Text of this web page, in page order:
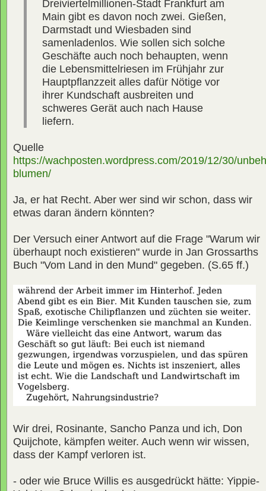
Dreiviertelmillionen-Stadt Frankfurt am
Main gibt es davon noch zwei. Gießen,
Darmstadt und Wiesbaden sind
samenladenlos. Wie sollen sich solche
Geschäfte auch noch behaupten, wenn
die Lebensmittelriesen im Frühjahr zur
Hauptpflanzzeit alles dafür Nötige vor
ihrer Kundschaft ausbreiten und
schweres Gerät auch nach Hause
liefern.
Quelle
https://wachposten.wordpress.com/2019/12/30/
blumen/
Ja, er hat Recht. Aber wer sind wir schon, dass wir
etwas daran ändern könnten?
Der Versuch einer Antwort auf die Frage "Warum wir
überhaupt noch existieren" wurde in Jan Grossarths
Buch "Vom Land in den Mund" gegeben. (S.65 ff.)
Wir drei, Rosinante, Sancho Panza und ich, Don
Quijchote, kämpfen weiter. Auch wenn wir wissen,
dass der Kampf verloren ist.
- oder wie Bruce Willis es ausgedrückt hätte: Yippie-